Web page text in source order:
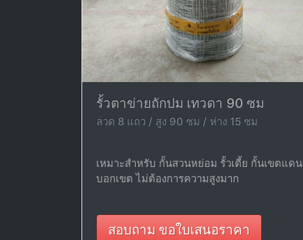
รั้วตาข่ายถักปม เทวดา 90 ซม
ลวด 8 แถว / สูง 90 ซม / ห่าง 15 ซม
เหมาะสำหรับ กั้นสวนหย่อม รั้วเตี้ย กั้นเขตแดน
บอกเขต ไม่ต้องการความสูงมาก
สอบถาม ขอใบเสนอราคา